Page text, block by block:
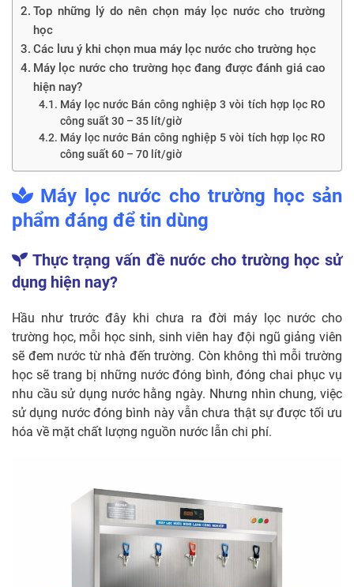
Top những lý do nên chọn máy lọc nước cho trường
học
Các lưu ý khi chọn mua máy lọc nước cho trường học
Máy lọc nước cho trường học đang được đánh giá cao
hiện nay?
Máy lọc nước Bán công nghiệp 3 vòi tích hợp lọc RO
công suất 30 – 35 lít/giờ
Máy lọc nước Bán công nghiệp 5 vòi tích hợp lọc RO
công suất 60 – 70 lít/giờ
Máy lọc nước cho trường học sản
phẩm đáng để tin dùng
Thực trạng vấn đề nước cho trường học sử
dụng hiện nay?
Hầu như trước đây khi chưa ra đời máy lọc nước cho
trường học, mỗi học sinh, sinh viên hay đội ngũ giảng viên
sẽ đem nước từ nhà đến trường. Còn không thì mỗi trường
học sẽ trang bị những nước đóng bình, đóng chai phục vụ
nhu cầu sử dụng nước hằng ngày. Nhưng nhìn chung, việc
sử dụng nước đóng bình này vẫn chưa thật sự được tối ưu
hóa về mặt chất lượng nguồn nước lẫn chi phí.